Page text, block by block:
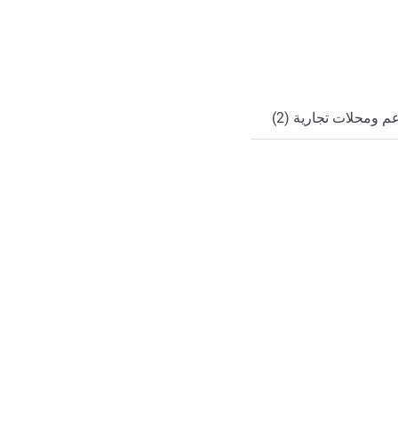
ومحلات تجارية (2)